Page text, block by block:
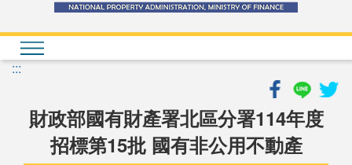
:::
財政部國有財產署北區分署114年度
招標第15批 國有非公用不動產